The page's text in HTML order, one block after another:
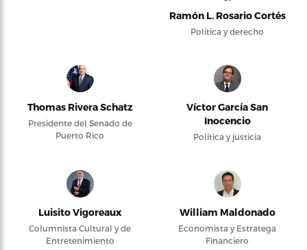
Ramón L. Rosario Cortés
Política y derecho
Thomas Rivera Schatz
Presidente del Senado de
Puerto Rico
Víctor García San
Inocencio
Política y justicia
Luisito Vigoreaux
Columnista Cultural y de
Entretenimiento
William Maldonado
Economista y Estratega
Financiero